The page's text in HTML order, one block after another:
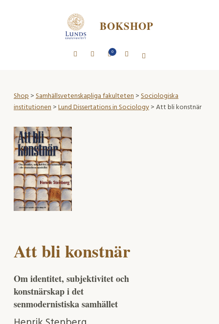
BOKSHOP
0
Shop>Samhällsvetenskapliga fakulteten>Sociologiska
institutionen>Lund Dissertations in Sociology> Att bli konstnär
Att bli konstnär
Om identitet, subjektivitet och
konstnärskap i det
senmodernistiska samhället